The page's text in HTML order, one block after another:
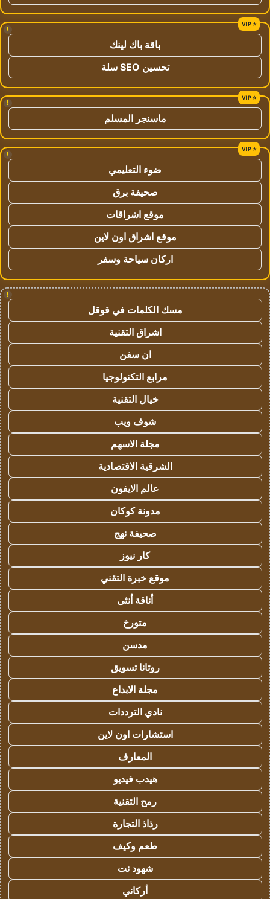
!
باقة باك لينك
تحسين SEO سلة
!
ماسنجر المسلم
!
ضوء التعليمي
صحيفة برق
موقع اشراقات
موقع اشراق اون لاين
اركان سياحة وسفر
!
مسك الكلمات في قوقل
اشراق التقنية
ان سفن
مرابع التكنولوجيا
خيال التقنية
شوف ويب
مجلة الاسهم
الشرقية الاقتصادية
عالم الايفون
مدونة كوكان
صحيفة نهج
كار نيوز
موقع خبرة التقني
أناقة أنثى
متورخ
مدسن
روتانا تسويق
مجلة الابداع
نادي الترددات
استشارات اون لاين
المعارف
هيدب فيديو
رمح التقنية
رذاذ التجارة
طعم وكيف
شهود نت
أركاني